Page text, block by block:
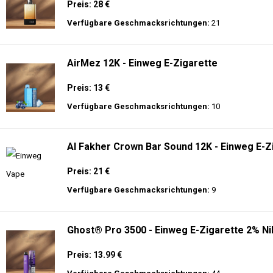
Preis: 28 €
Verfügbare Geschmacksrichtungen: 21
AirMez 12K - Einweg E-Zigarette
Preis: 13 €
Verfügbare Geschmacksrichtungen: 10
Al Fakher Crown Bar Sound 12K - Einweg E-
Preis: 21 €
Verfügbare Geschmacksrichtungen: 9
Ghost® Pro 3500 - Einweg E-Zigarette 2%
Preis: 13.99 €